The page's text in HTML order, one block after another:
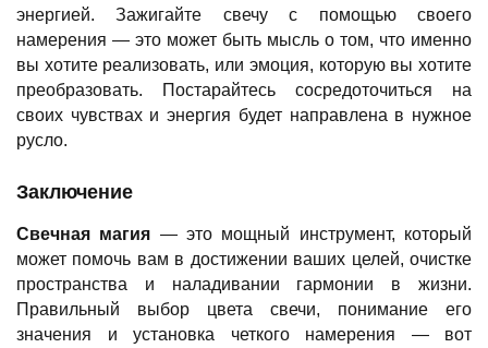
энергией. Зажигайте свечу с помощью своего
намерения — это может быть мысль о том, что именно
вы хотите реализовать, или эмоция, которую вы хотите
преобразовать. Постарайтесь сосредоточиться на
своих чувствах и энергия будет направлена в нужное
русло.
Заключение
Свечная магия — это мощный инструмент, который
может помочь вам в достижении ваших целей, очистке
пространства и наладивании гармонии в жизни.
Правильный выбор цвета свечи, понимание его
значения и установка четкого намерения — вот